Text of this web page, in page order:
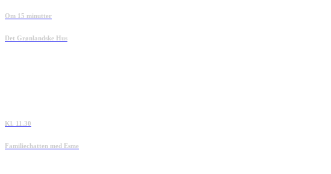
Om 15 minutter
Det Grønlandske Hus
Kl. 11.30
Familiechatten med Esme